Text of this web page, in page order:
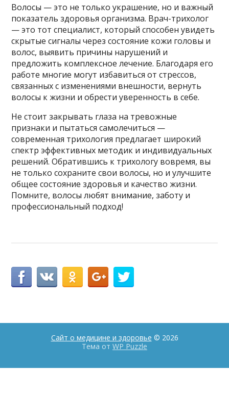
Волосы — это не только украшение, но и важный
показатель здоровья организма. Врач-трихолог
— это тот специалист, который способен увидеть
скрытые сигналы через состояние кожи головы и
волос, выявить причины нарушений и
предложить комплексное лечение. Благодаря его
работе многие могут избавиться от стрессов,
связанных с изменениями внешности, вернуть
волосы к жизни и обрести уверенность в себе.
Не стоит закрывать глаза на тревожные
признаки и пытаться самолечиться —
современная трихология предлагает широкий
спектр эффективных методик и индивидуальных
решений. Обратившись к трихологу вовремя, вы
не только сохраните свои волосы, но и улучшите
общее состояние здоровья и качество жизни.
Помните, волосы любят внимание, заботу и
профессиональный подход!
Сайт о медицине и здоровье © 2026
Тема от WP Puzzle